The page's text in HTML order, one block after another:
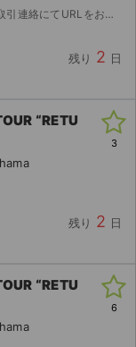
URLをお送りします。
残り 2 日
“RETU
残り 2 日
3
“RETU
6